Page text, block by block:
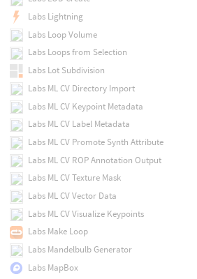
Labs Lightning
Labs Loop Volume
Labs Loops from Selection
Labs Lot Subdivision
Labs ML CV Directory Import
Labs ML CV Keypoint Metadata
Labs ML CV Label Metadata
Labs ML CV Promote Synth Attribute
Labs ML CV ROP Annotation Output
Labs ML CV Texture Mask
Labs ML CV Vector Data
Labs ML CV Visualize Keypoints
Labs Make Loop
Labs Mandelbulb Generator
Labs MapBox